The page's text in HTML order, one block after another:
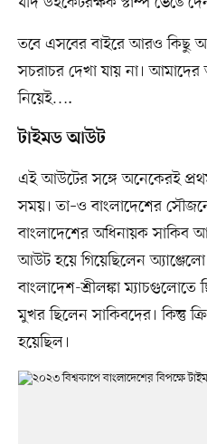
তবে এসবের বাইরে আরও কিছু
সচরাচর দেখা যায় না।
নিয়েই….
টাইমড আউট
এই আউটের সঙ্গে অনেকেরই
সময়। তা–ও বাংলাদেশের
বাংলাদেশের অধিনায়ক
আউট হয়ে গিয়েছিলেন
বাংলাদেশ-শ্রীলঙ্কা
মুখর ছিলেন সাকিবদের। কিন্তু
হয়েছিল।